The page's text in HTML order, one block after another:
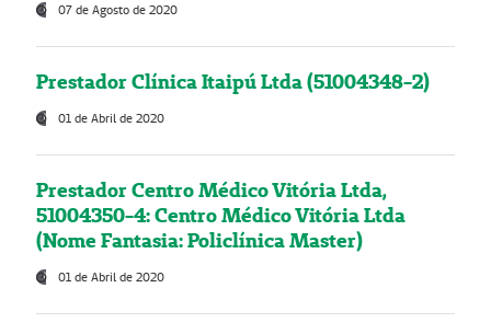
07 de Agosto de 2020
Prestador Clínica Itaipú Ltda (51004348-2)
01 de Abril de 2020
Prestador Centro Médico Vitória Ltda,
51004350-4: Centro Médico Vitória Ltda
(Nome Fantasia: Policlínica Master)
01 de Abril de 2020